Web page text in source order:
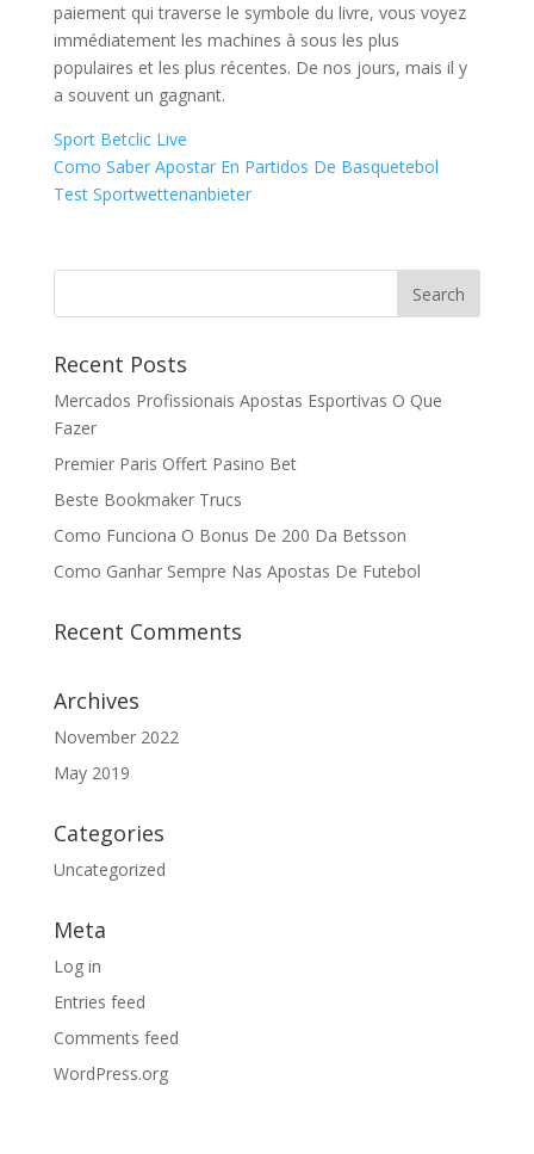
paiement qui traverse le symbole du livre, vous voyez
immédiatement les machines à sous les plus
populaires et les plus récentes. De nos jours, mais il y
a souvent un gagnant.
Sport Betclic Live
Como Saber Apostar En Partidos De Basquetebol
Test Sportwettenanbieter
Recent Posts
Mercados Profissionais Apostas Esportivas O Que
Fazer
Premier Paris Offert Pasino Bet
Beste Bookmaker Trucs
Como Funciona O Bonus De 200 Da Betsson
Como Ganhar Sempre Nas Apostas De Futebol
Recent Comments
Archives
November 2022
May 2019
Categories
Uncategorized
Meta
Log in
Entries feed
Comments feed
WordPress.org